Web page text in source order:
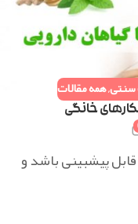
,همه مقالات
خانگی
پیشبینی باشد و